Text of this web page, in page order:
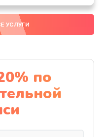
питания
УСЛУГИ
по